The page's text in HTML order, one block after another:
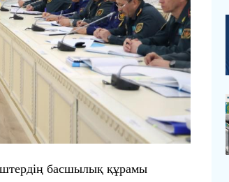
басшылық құрамы